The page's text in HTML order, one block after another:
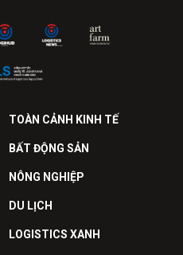
TOÀN CẢNH KINH TẾ
BẤT ĐỘNG SẢN
NÔNG NGHIỆP
DU LỊCH
LOGISTICS XANH